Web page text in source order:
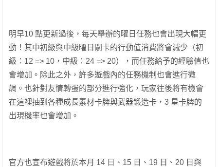
明早10 點更新過後，每天舉辦的曜日任務也會出現大幅更
動！其中初級與中級曜日關卡的行動值消費將會減少（初
級：12 => 10，中級：24 => 20），而任務給予的經驗值也
會增加。除此之外，許多遊戲內的任務機制也會進行微
調。也針對友情轉蛋的部分進行強化，玩家往後將有機會
在這裡抽到各種成長素材卡牌與武器鍛造卡，3 星卡牌的
出現機率也會增加。
官方也宣布遊戲將於本月 14 日、15 日、19 日、20 日與